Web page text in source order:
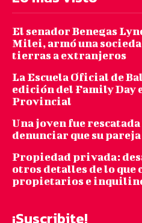
El senador Benegas
Milei, armó una
tierras a extranjeros
La Escuela Oficial de
edición del Family Day
Provincial
Una joven fue
denunciar que su pareja
Propiedad privada:
otros detalles de lo que
propietarios e
¡Suscribite!